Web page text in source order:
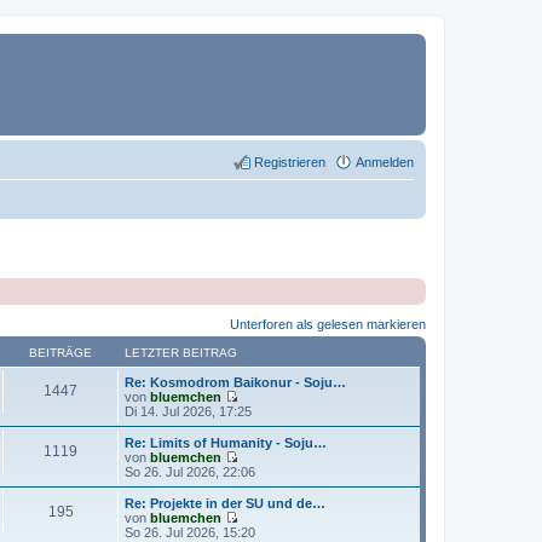
Anmelden
Registrieren
Unterforen als gelesen markieren
BEITRÄGE LETZTER BEITRAG
1447
Re: Kosmodrom Baikonur - Soju…
von bluemchen
N
e
u
e
s
t
r
B
Di 14. Jul 2026, 17:25
1119
Re: Limits of Humanity - Soju…
von bluemchen
N
e
u
e
s
So 26. Jul 2026, 22:06
195
Re: Projekte in der SU und de…
von bluemchen
N
So 26. Jul 2026, 15:20